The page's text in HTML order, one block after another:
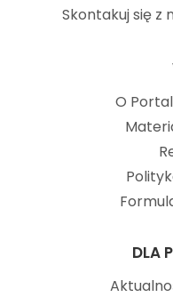
Skontakuj się z
O
DLA